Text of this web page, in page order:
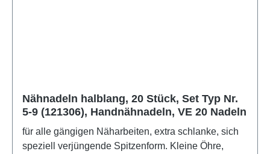
Nähnadeln halblang, 20 Stück, Set Typ Nr.
5-9 (121306), Handnähnadeln, VE 20 Nadeln
für alle gängigen Näharbeiten, extra schlanke, sich
speziell verjüngende Spitzenform. Kleine Öhre,